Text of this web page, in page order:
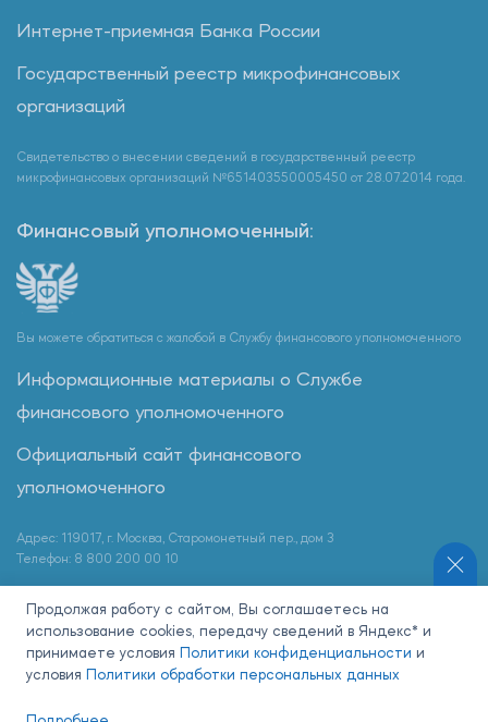
Интернет-приемная Банка России
Государственный реестр микрофинансовых
организаций
Свидетельство о внесении сведений в государственный реестр
микрофинансовых организаций №651403550005450 от 28.07.2014 года.
Финансовый уполномоченный:
Вы можете обратиться с жалобой в Службу финансового уполномоченного
Информационные материалы о Службе
финансового уполномоченного
Официальный сайт финансового
уполномоченного
Адрес: 119017, г. Москва, Старомонетный пер., дом 3
Телефон: 8 800 200 00 10
Наши партнеры:
Продолжая работу с сайтом, Вы соглашаетесь на
использование cookies, передачу сведений в Яндекс* и
принимаете условия Политики конфиденциальности и
условия Политики обработки персональных данных